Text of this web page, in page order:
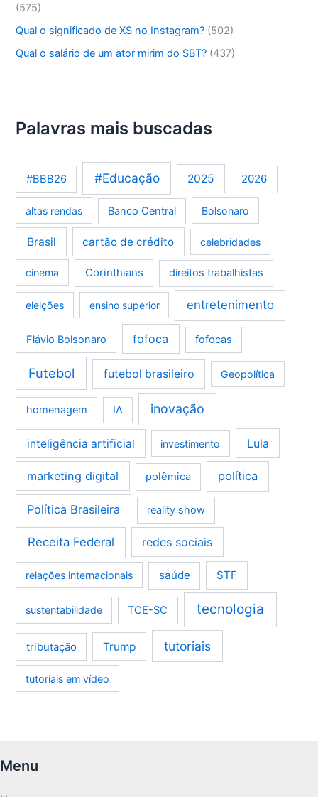
(575)
Qual o significado de XS no Instagram? (502)
Qual o salário de um ator mirim do SBT? (437)
Palavras mais buscadas
#BBB26 #Educação 2025 2026
altas rendas Banco Central Bolsonaro
Brasil cartão de crédito celebridades
cinema Corinthians direitos trabalhistas
eleições ensino superior entretenimento
Flávio Bolsonaro fofoca fofocas
Futebol futebol brasileiro Geopolítica
homenagem IA inovação
inteligência artificial investimento Lula
marketing digital polêmica política
Política Brasileira reality show
Receita Federal redes sociais
relações internacionais saúde STF
sustentabilidade TCE-SC tecnologia
tributação Trump tutoriais
tutoriais em vídeo
Menu